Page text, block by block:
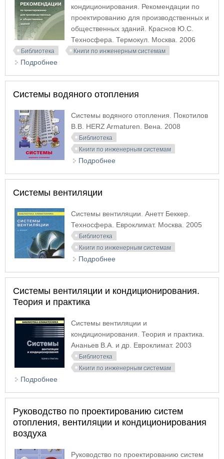
кондиционирования. Рекомендации по
проектированию для производственных и
общественных зданий. Краснов Ю.С.
Техносфера. Термокул. Москва. 2006
Библиотека Книги по инженерным системам
Подробнее
Системы водяного отопления
Системы водяного отопления. Покотилов
В.В. HERZ Armaturen. Вена. 2008
Библиотека
Книги по инженерным системам
Подробнее
Системы вентиляции
Системы вентиляции. Анетт Беккер.
Техносфера. Евроклимат. Москва. 2005
Библиотека
Книги по инженерным системам
Подробнее
Системы вентиляции и кондиционирования.
Теория и практика
Системы вентиляции и
кондиционирования. Теория и практика.
Ананьев В.А. и др. Евроклимат. 2003
Библиотека
Книги по инженерным системам
Подробнее
Руководство по проектированию систем
отопления, вентиляции и кондиционирования
воздуха
Руководство по проектированию систем